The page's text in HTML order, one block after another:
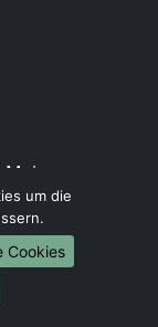
um die
Cookies